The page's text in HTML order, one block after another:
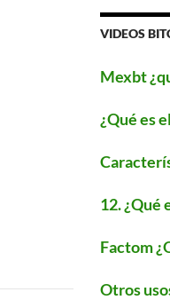
VIDEOS
Mexbt
¿Qué es
12. ¿Qué
Factom
Otros